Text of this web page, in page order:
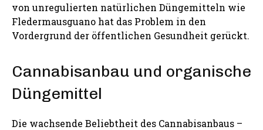
von unregulierten natürlichen Düngemitteln wie
Fledermausguano hat das Problem in den
Vordergrund der öffentlichen Gesundheit gerückt.
Cannabisanbau und organische
Düngemittel
Die wachsende Beliebtheit des Cannabisanbaus –